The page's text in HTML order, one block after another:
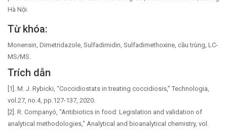
Hà Nội.
Từ khóa:
Monensin, Dimetridazole, Sulfadimidin, Sulfadimethoxine, cầu trùng, LC-
MS/MS.
Trích dẫn
[1]. M. J. Rybicki, “Coccidiostats in treating coccidiosis,” Technologia,
vol.27, no.4, pp.127-137, 2020.
[2]. R. Companyó, "Antibiotics in food: Legislation and validation of
analytical methodologies," Analytical and bioanalytical chemistry, vol.